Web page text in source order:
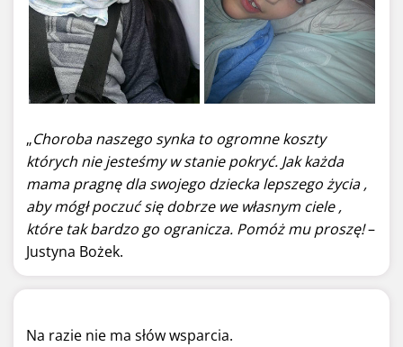
„Choroba naszego synka to ogromne koszty
których nie jesteśmy w stanie pokryć. Jak każda
mama pragnę dla swojego dziecka lepszego życia ,
aby mógł poczuć się dobrze we własnym ciele ,
które tak bardzo go ogranicza. Pomóż mu proszę!–
Justyna Bożek.
Na razie nie ma słów wsparcia.